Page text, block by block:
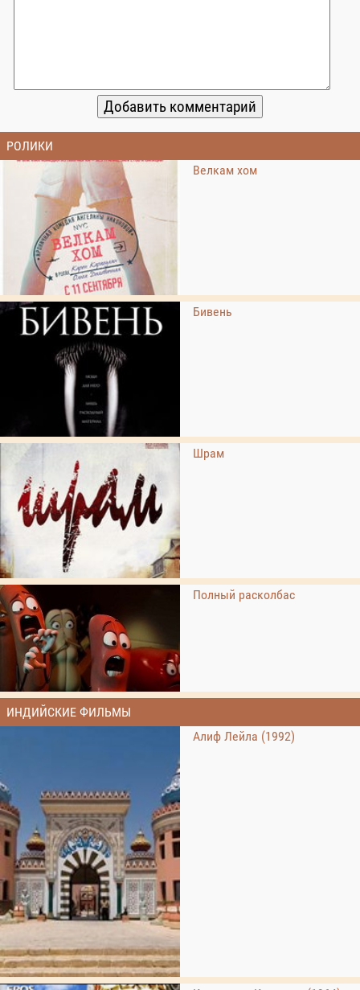
РОЛИКИ
Велкам хом
Бивень
Шрам
Полный расколбас
ИНДИЙСКИЕ ФИЛЬМЫ
Алиф Лейла (1992)